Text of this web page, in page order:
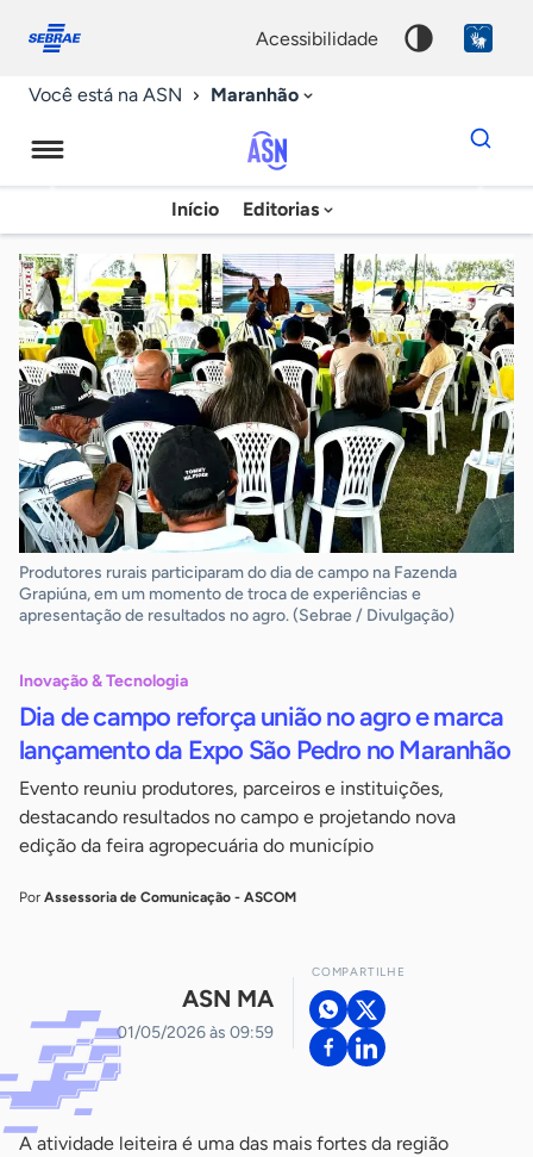
conosco
acessibilidade
Você está na ASN Maranhão
Agência
Sebrae
de
Notícias
Início Editorias
Dados
para
chave
Produtores rurais participaram do dia de campo na Fazenda
Grapiúna, em um momento de troca de experiências e
apresentação de resultados no agro. (Sebrae / Divulgação)
Inovação & Tecnologia
Dia de campo reforça união no agro e marca
lançamento da Expo São Pedro no Maranhão
Evento reuniu produtores, parceiros e instituições,
destacando resultados no campo e projetando nova
edição da feira agropecuária do município
Por Assessoria de Comunicação - ASCOM
ASN MA
01/05/2026 às 09:59
COMPARTILHE
A atividade leiteira é uma das mais fortes da região